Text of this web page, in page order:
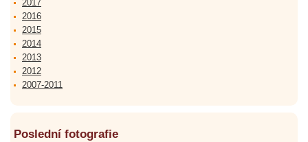
2017
2016
2015
2014
2013
2012
2007-2011
Poslední fotografie